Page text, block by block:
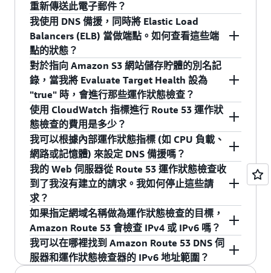
人員指南。
狀態以及選擇性地顯示端點的回應延遲。您可以
在 Amazon Route 53 主控台的運作狀態檢查標籤
中查看 Amazon CloudWatch 指標的圖表，以了解
運作狀態檢查的目前狀態及歷史狀態。您也可以
在該指標上建立 Amazon CloudWatch 警示，以便
在運作狀態檢查的狀態發生變化時傳送通知。
所有 Amazon Route 53 運作狀態檢查的 Amazon
CloudWatch 指標也可以在 Amazon CloudWatch
主控台中查看。每個 Amazon CloudWatch 指標都
包含運作狀態檢查 ID (如 01beb6a3-e1c2-4a2b-
a0b7-7031e9060a6a)，您可使用它來識別該指標
追蹤的運作狀態檢查。
CloudWatch 指標，顯示 Amazon Route 53 運作
狀態檢查器建立連線然後開始接收資料所需的時
間。Amazon Route 53 為每個執行 Amazon Route
53 運作狀態檢查的 AWS 區域提供一組獨立的延
遲指標。
的 CloudWatch 通知，也可以設定當運作狀態檢
查值變更為指定閾值以外的值時觸發的自動化動
作。首先，在 Route 53 或 CloudWatch 主控台
中，為運作狀態檢查指標設定一個 CloudWatch
警示。然後新增一個通知動作，指定您想要發佈
通知的電子郵件或 SNS 主題。請參閱Route 53 開
發人員指南，了解完整的詳細資訊。
重新傳送此電子郵件？
您可以從 SNS 主控台重新傳送確認電子郵件。要
找到與該警示相關的 SNS 主題名稱，按一下
Route 53 主控台內的警示名稱，然後在 "Send
notification to" 方塊中查看。
在 SNS 主控台中，展開主題清單，然後從警示中
選擇主題。開啟 "Create Subscription" 方塊並為通
訊協定選擇電子郵件，然後輸入所需的電子郵件
地址。按一下 "Subscribe" 將重新傳送確認電子郵
件。
我使用 DNS 備援，同時將 Elastic Load
Balancers (ELB) 當做端點。如何查看這些端
點的狀態？
要設定含 ELB 端點的 DNS 備援，建議的方法是使
用具有 "Evaluate Target Health" 選項的別名記
錄。因為使用此選項時不用自己建立 ELB 端點的
運作狀態檢查，因此 Route 53 不會為這些端點產
生特定的 CloudWatch 指標。
有兩種方式可以取得負載平衡器的運作狀態檢查
指標。第一種方式是，Elastic Load Balancing 會
發佈指標指出負載平衡器的運作狀態，以及負載
平衡器上正常運作的執行個體數量。有關針對
ELB 設定 CloudWatch 指標的詳細資訊，請參閱
ELB 開發人員指南。第二種方式是，您可以對照
ELB 提供的 CNAME (例如 elb-example-
123456678.us-west-2.elb.amazonaws.com) 建立
對於指向 Amazon S3 網站儲存貯體的別名記
錄，當我將 Evaluate Target Health 設為
"true" 時，會進行那些運作狀態檢查？
Amazon Route 53 會在每個 AWS 區域執行
Amazon S3 服務本身的運作狀態檢查。在指向
Amazon S3 網站儲存貯體的別名記錄上啟用
Evaluate Target Health 後，Amazon Route 53 會
將您的儲存貯體所在的 AWS 區域中的 Amazon S3
服務的運作狀態列入考慮。Amazon Route 53 不
會檢查是否有某個特定儲存貯體或是否包含有效
的網站內容；只有在您的儲存貯體所在的 AWS 區
域中的 Amazon S3 服務本身無法使用時，
Amazon Route 53 才會容錯移轉到其他位置
使用 CloudWatch 指標進行 Route 53 運作狀
態檢查的費用是多少？
Route 53 運作狀態檢查的 CloudWatch 指標可供
免費使用。
我可以根據內部運作狀態指標 (如 CPU 負載、
網路或記憶體) 來設定 DNS 備援嗎？
是。Amazon Route 53 以指標為基礎的運作狀態
檢查可讓您根據 Amazon CloudWatch 內提供的任
何指標來執行 DNS 備援，這些指標包括 AWS 提
供的指標和您自己應用程式提供的自訂指標。當
您在 Amazon Route 53 內建立以指標為基礎的運
作狀態檢查時，只要關聯的 Amazon CloudWatch
指標進入警示狀態，運作狀態檢查就會無法正常
我的 Web 伺服器從 Route 53 運作狀態檢查收
到了我沒有建立的請求。我如何停止這些請
求？
有時 Amazon Route 53 客戶會建立運作狀態檢
查，其中指定了不屬於他們的 IP 位址或網域名
稱。如果您的 Web 伺服器收到了不需要的 HTTP
請求，而且您追蹤到 Amazon Route 53 運作狀態
如果指定網域名稱做為運作狀態檢查的目標，
Amazon Route 53 會檢查 IPv4 或 IPv6 嗎？
如果指定網域名稱做為 Amazon Route 53 運作狀
態檢查的端點，Amazon Route 53 會查詢該網域
我可以在哪裡找到 Amazon Route 53 DNS 伺
服器和運作狀態檢查器的 IPv6 地址範圍？